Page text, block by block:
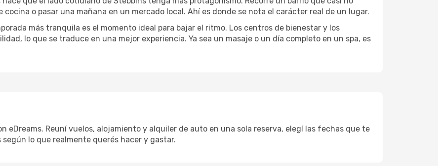
o pasar una mañana en un mercado local. Ahí es donde se nota el carácter real de un lugar.
más tranquila es el momento ideal para bajar el ritmo. Los centros de bienestar y los
lo que se traduce en una mejor experiencia. Ya sea un masaje o un día completo en un spa, es
eDreams. Reuní vuelos, alojamiento y alquiler de auto en una sola reserva, elegí las fechas que te
lo que realmente querés hacer y gastar.